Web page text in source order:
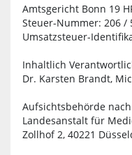
Amtsgericht Bonn 19
Steuer-Nummer: 206 /
Umsatzsteuer-
Inhaltlich
Dr. Karsten Brandt,
Aufsichtsbehörde
Landesanstalt für
Zollhof 2, 40221